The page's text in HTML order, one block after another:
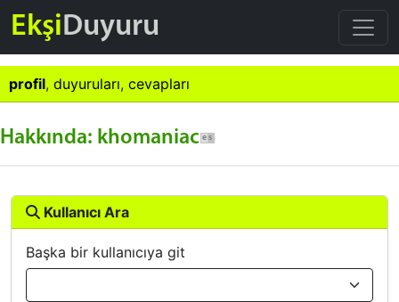
EkşiDuyuru
profil, duyuruları, cevapları
Hakkında: khomaniac
Kullanıcı Ara
Başka bir kullanıcıya git